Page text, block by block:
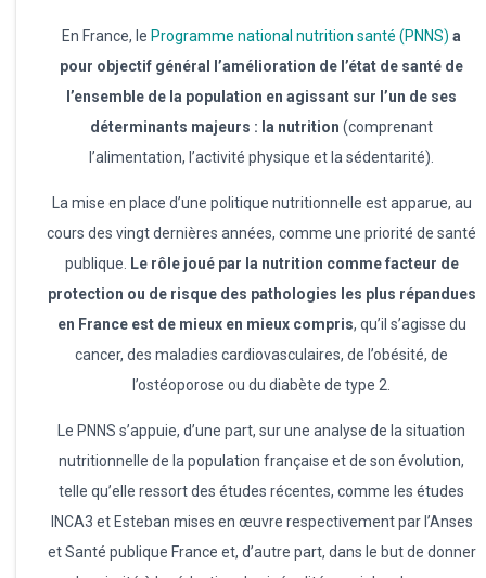
En France, le Programme national nutrition santé (PNNS) a
pour objectif général l’amélioration de l’état de santé de
l’ensemble de la population en agissant sur l’un de ses
déterminants majeurs : la nutrition (comprenant
l’alimentation, l’activité physique et la sédentarité).
La mise en place d’une politique nutritionnelle est apparue, au
cours des vingt dernières années, comme une priorité de santé
publique. Le rôle joué par la nutrition comme facteur de
protection ou de risque des pathologies les plus répandues
en France est de mieux en mieux compris, qu’il s’agisse du
cancer, des maladies cardiovasculaires, de l’obésité, de
l’ostéoporose ou du diabète de type 2.
Le PNNS s’appuie, d’une part, sur une analyse de la situation
nutritionnelle de la population française et de son évolution,
telle qu’elle ressort des études récentes, comme les études
INCA3 et Esteban mises en œuvre respectivement par l’Anses
et Santé publique France et, d’autre part, dans le but de donner